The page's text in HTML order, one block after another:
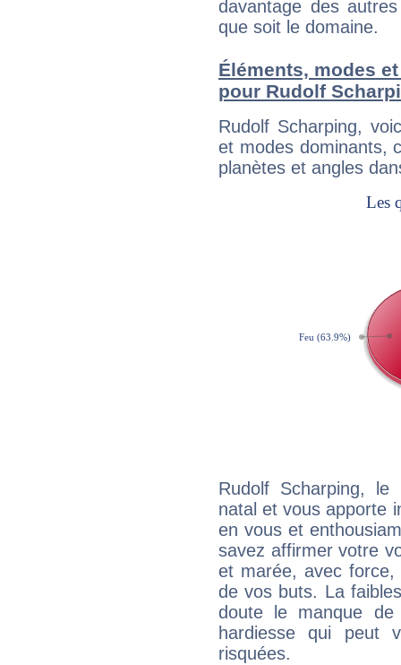
davantage des
que soit le domaine.
Éléments, modes
pour Rudolf
Rudolf Scharping,
et modes dominants,
planètes et angles
Rudolf Scharping,
natal et vous apporte
en vous et
savez affirmer votre
et marée, avec
de vos buts. La
doute le manque
hardiesse qui peut
risquées.